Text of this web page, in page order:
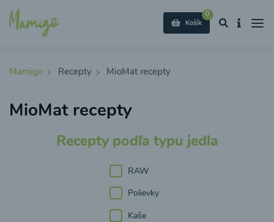
0
Košík
Mamigo Recepty MioMat recepty
MioMat recepty
Recepty podľa typu jedla
RAW
Polievky
Kaše